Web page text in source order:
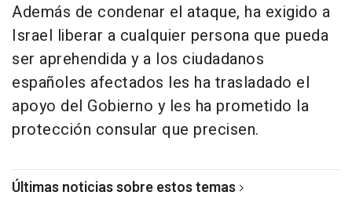
Además de condenar el ataque, ha exigido a
Israel liberar a cualquier persona que pueda
ser aprehendida y a los ciudadanos
españoles afectados les ha trasladado el
apoyo del Gobierno y les ha prometido la
protección consular que precisen.
Últimas noticias sobre estos temas